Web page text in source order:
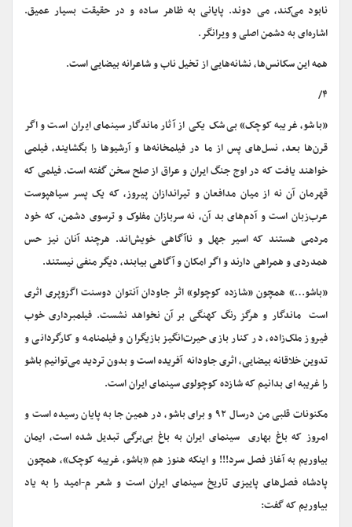
نابود می‌کند، می‌ دوند. پایانی به ظاهر ساده و در حقیقت بسیار عمیق.
اشاره‌ای به دشمن اصلی و ویرانگر.
همه این سکانس‌ها، نشانه‌هایی از تخیل ناب و شاعرانه بیضایی است.
۴/
«باشو، غریبه کوچک» بی‌شک یکی از آثار ماندگار سینمای ایران است و اگر
قرن‌ها بعد، نسل‌های پس از ما در فیلمخانه‌ها و آرشیوها را بگشایند، فیلمی
خواهند یافت که در اوج جنگ ایران و عراق از صلح سخن گفته است. فیلمی که
قهرمان آن نه از میان مدافعان و تیراندازان پیروز، که یک پسر سیاهپوست
‌عرب‌زبان است و آدم‌های بد آن، نه سربازان مفلوک‌ و ترسوی دشمن، که خود
مردمی هستند که اسیر جهل و ناآگاهی خویش‌اند. هرچند آنان نیز حس
همدردی و همراهی دارند و اگر امکان و آگاهی بیابند، دیگر منفی نیستند.
«باشو…» همچون «شازده کوچولو» اثر جاودان آنتوان دوسنت اگزوپری اثری
است ماندگار و هرگز رنگ کهنگی بر آن نخواهد نشست. فیلمبرداری خوب
فیروز ملک‌زاده، در کنار بازی حیرت‌انگیز بازیگران و فیلمنامه و کارگردانی و
تدوین خلاقانه بیضایی، اثری جاودانه آفریده است و بدون تردید می‌توانیم باشو
را غریبه ای بدانیم که شازده کوچولوی سینمای ایران است.
مکنونات قلبی من‌ درسال ۹۲ و ‌برای باشو، در همین جا به پایان رسیده است و
امروز که باغ بهاری سینمای ایران به باغ بی‌برگی تبدیل شده است، ایمان
بیاوریم به آغاز فصل سرد!!! و اینکه هنوز هم «باشو، غریبه کوچک»، همچون
پادشاه فصل‌های پاییزی تاریخ سینمای ایران است و شعر م-امید را به یاد
بیاوریم که گفت: